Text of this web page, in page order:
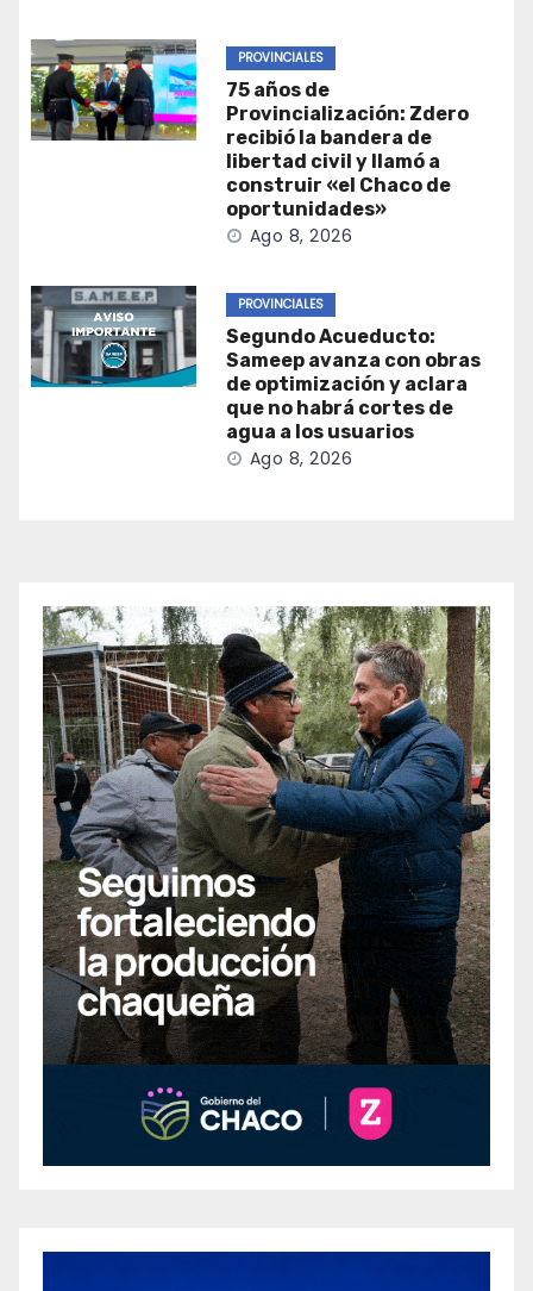
PROVINCIALES
75 años de
Provincialización: Zdero
recibió la bandera de
libertad civil y llamó a
construir «el Chaco de
oportunidades»
Ago 8, 2026
PROVINCIALES
Segundo Acueducto:
Sameep avanza con obras
de optimización y aclara
que no habrá cortes de
agua a los usuarios
Ago 8, 2026